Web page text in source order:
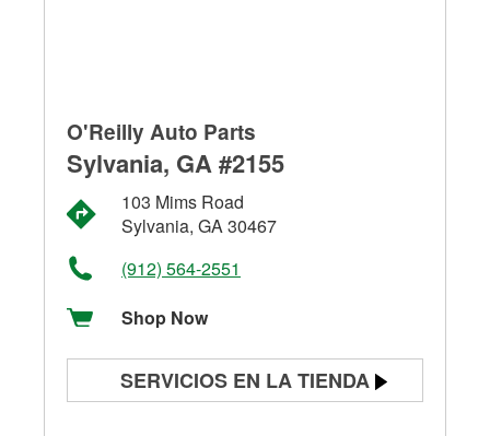
O'Reilly Auto Parts
Sylvania, GA #2155
103 Mims Road
Sylvania, GA 30467
(912) 564-2551
Shop Now
SERVICIOS EN LA TIENDA